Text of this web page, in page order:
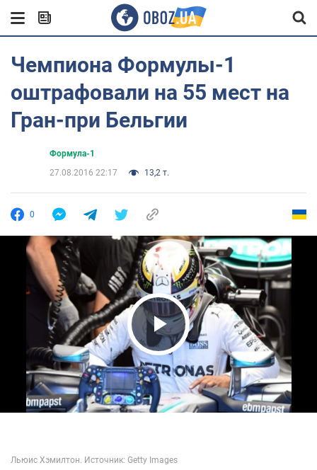
Чемпиона Формулы-1
оштрафовали на 55 мест на
Гран-при Бельгии
Формула-1
27.08.2016 22:17
13,2 т.
0
Play Video